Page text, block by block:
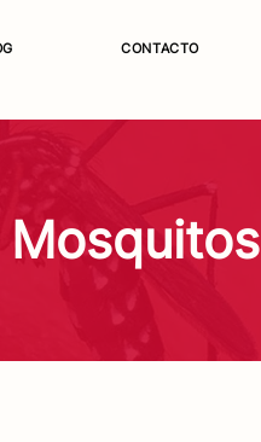
CONTACTO